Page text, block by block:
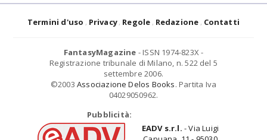
Termini d'uso Privacy Regole Redazione Contatti
FantasyMagazine - ISSN 1974-823X -
Registrazione tribunale di Milano, n. 522 del 5
settembre 2006.
©2003 Associazione Delos Books. Partita Iva
04029050962.
Pubblicità:
EADV s.r.l. - Via Luigi